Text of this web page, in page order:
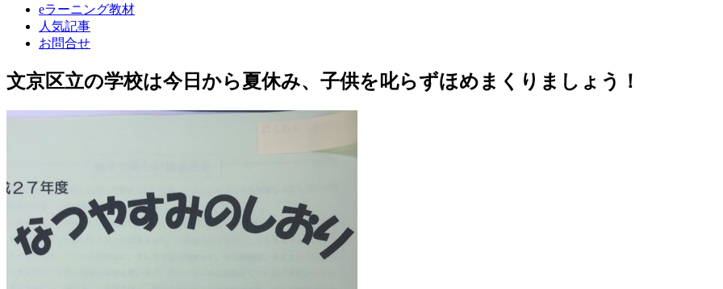
eラーニング教材
人気記事
お問合せ
文京区立の学校は今日から夏休み、子供を叱らずほめまくりましょう！